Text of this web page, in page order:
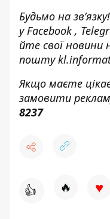
Будьмо на
уFacebook,
йте свої новини
пошту
Якщо маєте
замовити
8237
👍 🔥 ♥